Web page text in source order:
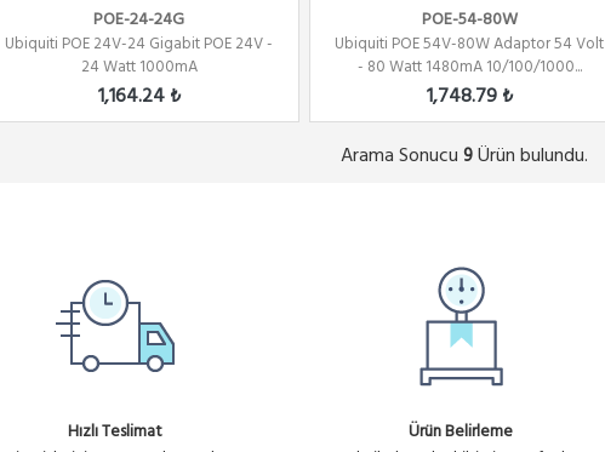
POE-24-24G
Ubiquiti POE 24V-24 Gigabit POE 24V -
24 Watt 1000mA
1,164.24 ₺
POE-54-80W
Ubiquiti POE 54V-80W Adaptor 54 Volt
- 80 Watt 1480mA 10/100/1000...
1,748.79 ₺
Arama Sonucu9Ürün bulundu.
Hızlı Teslimat
Ürün Belirleme